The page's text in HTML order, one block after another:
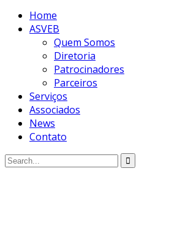
Home
ASVEB
Quem Somos
Diretoria
Patrocinadores
Parceiros
Serviços
Associados
News
Contato